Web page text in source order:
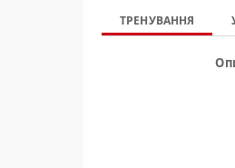
ТРЕНУВАННЯ